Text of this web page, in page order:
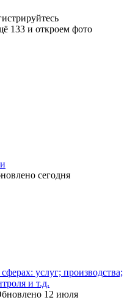
133 и откроем фото
сегодня
услуг; производства;
и т.д.
12 июля